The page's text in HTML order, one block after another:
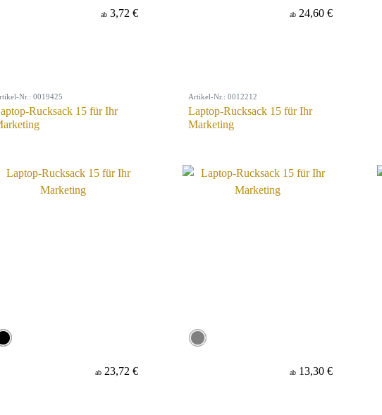
ab 3,72 € ab 24,60 €
Nr.: 0019425
Rucksack 15 für Ihr
ab 23,72 €
Artikel-Nr.: 0012212
Laptop-Rucksack 15 für Ihr
Marketing
ab 13,30 €